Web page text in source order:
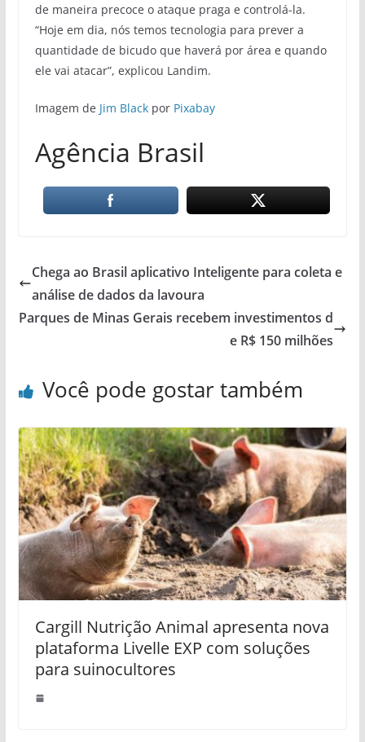
de maneira precoce o ataque praga e controlá-la.
“Hoje em dia, nós temos tecnologia para prever a
quantidade de bicudo que haverá por área e quando
ele vai atacar”, explicou Landim.
Imagem de Jim Blackpor Pixabay
Agência Brasil
Chega ao Brasil aplicativo Inteligente para coleta e
análise de dados da lavoura
Parques de Minas Gerais recebem investimentos d
e R$ 150 milhões
Você pode gostar também
Cargill Nutrição Animal apresenta nova
plataforma Livelle EXP com soluções
para suinocultores